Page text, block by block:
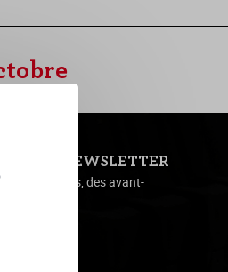
NEWSLETTER
actualités, des avant-